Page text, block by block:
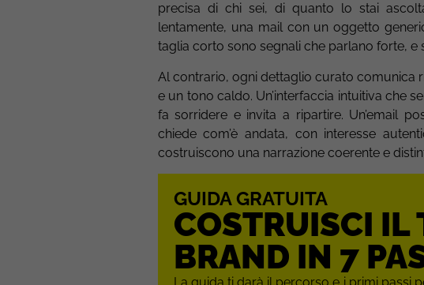
precisa di chi sei, di quanto lo stai
lentamente, una mail con un oggetto
taglia corto sono segnali che parlano forte, e
Al contrario, ogni dettaglio curato comunica
e un tono caldo. Un’interfaccia intuitiva che
fa sorridere e invita a ripartire. Un’email
chiede com’è andata, con interesse
costruiscono una narrazione coerente e
GUIDA GRATUITA
COSTRUISCI IL
BRAND IN 7